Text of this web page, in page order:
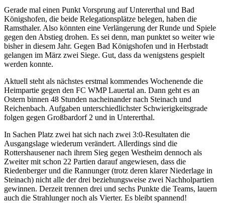
Gerade mal einen Punkt Vorsprung auf Untererthal und Bad
Königshofen, die beide Relegationsplätze belegen, haben die
Ramsthaler. Also könnten eine Verlängerung der Runde und Spiele
gegen den Abstieg drohen. Es sei denn, man punktet so weiter wie
bisher in diesem Jahr. Gegen Bad Königshofen und in Herbstadt
gelangen im März zwei Siege. Gut, dass da wenigstens gespielt
werden konnte.
Aktuell steht als nächstes erstmal kommendes Wochenende die
Heimpartie gegen den FC WMP Lauertal an. Dann geht es an
Ostern binnen 48 Stunden nacheinander nach Steinach und
Reichenbach. Aufgaben unterschiedlichster Schwierigkeitsgrade
folgen gegen Großbardorf 2 und in Untererthal.
In Sachen Platz zwei hat sich nach zwei 3:0-Resultaten die
Ausgangslage wiederum verändert. Allerdings sind die
Rottershausener nach ihrem Sieg gegen Westheim dennoch als
Zweiter mit schon 22 Partien darauf angewiesen, dass die
Riedenberger und die Rannunger (trotz deren klarer Niederlage in
Steinach) nicht alle der drei beziehungsweise zwei Nachholpartien
gewinnen. Derzeit trennen drei und sechs Punkte die Teams, lauern
auch die Strahlunger noch als Vierter. Es bleibt spannend!